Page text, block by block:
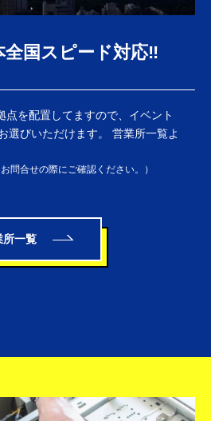
全国スピード対応‼
点を配置してますので、イベント
選びいただけます。 営業所一覧よ
問合せの際にご確認ください。）
所一覧